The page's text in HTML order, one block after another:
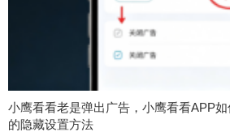
小鹰看看老是弹出广告，小鹰看看APP
的隐藏设置方法